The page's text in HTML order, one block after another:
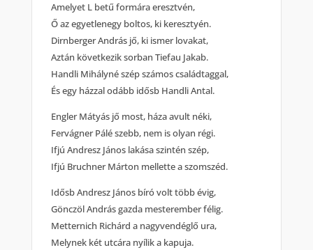
Amelyet L betű formára eresztvén,
Ő az egyetlenegy boltos, ki keresztyén.
Dirnberger András jő, ki ismer lovakat,
Aztán következik sorban Tiefau Jakab.
Handli Mihályné szép számos családtaggal,
És egy házzal odább idősb Handli Antal.
Engler Mátyás jő most, háza avult néki,
Fervágner Pálé szebb, nem is olyan régi.
Ifjú Andresz János lakása szintén szép,
Ifjú Bruchner Márton mellette a szomszéd.
Idősb Andresz János bíró volt több évig,
Gönczöl András gazda mesterember félig.
Metternich Richárd a nagyvendéglő ura,
Melynek két utcára nyílik a kapuja.